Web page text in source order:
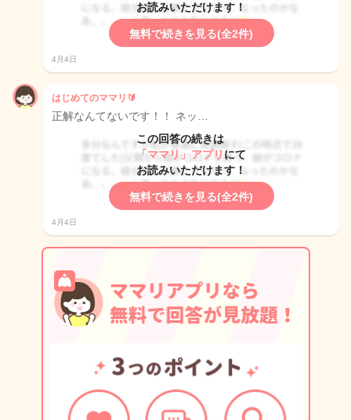
お読みいただけます！
無料で続きを見る(全2件)
4月4日
はじめてのママリ🔰
正解なんてないです！！ ネッ…
この回答の続きは
「ママリ」アプリ にて
お読みいただけます！
無料で続きを見る(全2件)
4月4日